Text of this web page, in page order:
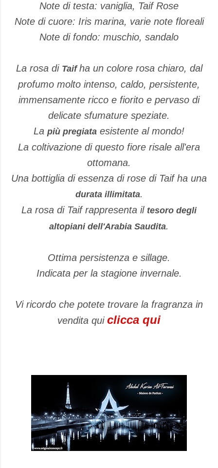
Note di testa: vaniglia, Taif Rose
Note di cuore: Iris marina, varie note floreali
Note di fondo: muschio, sandalo
La rosa di Taifha un colore rosa chiaro, dal
profumo molto intenso, caldo, persistente,
immensamente ricco e fiorito e pervaso di
delicate sfumature speziate.
La più pregiata esistente al mondo!
La coltivazione di questo fiore risale all'era
ottomana.
Una bottiglia di essenza di rose di Taif ha una
durata illimitata.
La rosa di Taif rappresenta il tesoro degli
altopiani dell'Arabia Saudita.
Ottima persistenza e sillage.
Indicata per la stagione invernale.
Vi ricordo che potete trovare la fragranza in
vendita qui clicca qui